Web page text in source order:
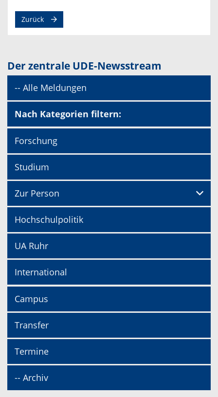
Zurück
Der zentrale UDE-Newsstream
-- Alle Meldungen
Nach Kategorien filtern:
Forschung
Studium
Zur Person
Hochschulpolitik
UA Ruhr
International
Campus
Transfer
Termine
-- Archiv